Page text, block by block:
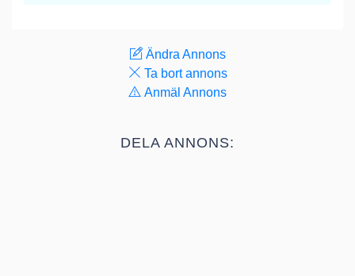
Ändra Annons
Ta bort annons
Anmäl Annons
DELA ANNONS: